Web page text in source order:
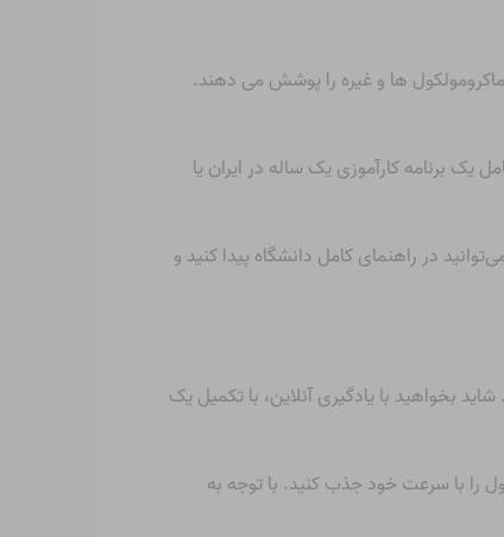
ها و غیره را پوشش می دهند.
برنامه کارآموزی یک ساله در ایران یا
در راهنمای کامل دانشگاه پیدا کنید و
بخواهید با یادگیری آنلاین، با تکمیل یک
را با سرعت خود جذب کنید. با توجه به